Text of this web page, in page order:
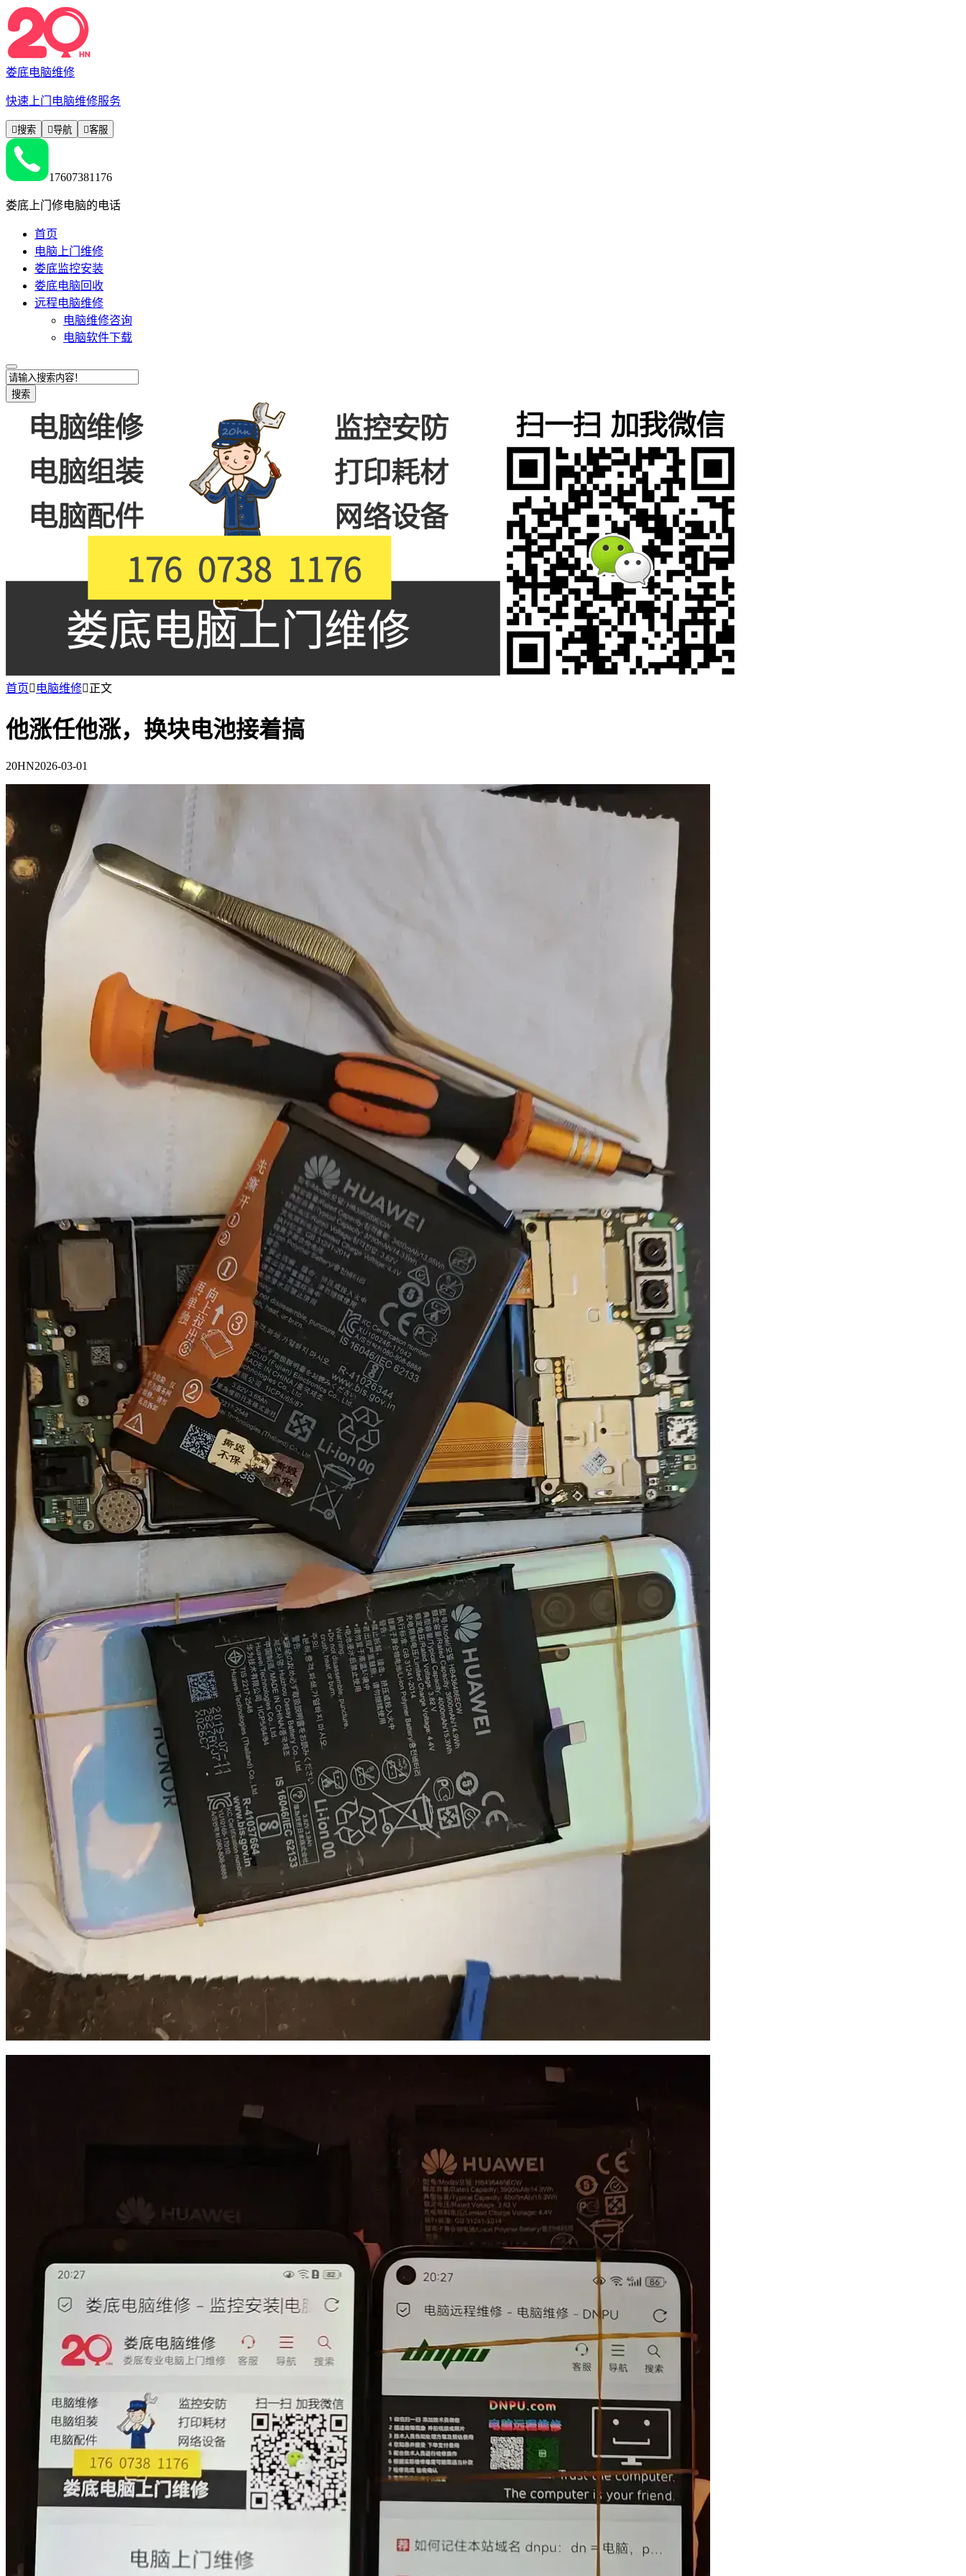
娄底电脑维修
快速上门电脑维修服务
搜索 导航 客服
17607381176
娄底上门修电脑的电话
首页
电脑上门维修
娄底监控安装
娄底电脑回收
远程电脑维修
电脑维修咨询
电脑软件下载
搜索
首页 电脑维修正文
他涨任他涨，换块电池接着搞
20HN2026-03-01